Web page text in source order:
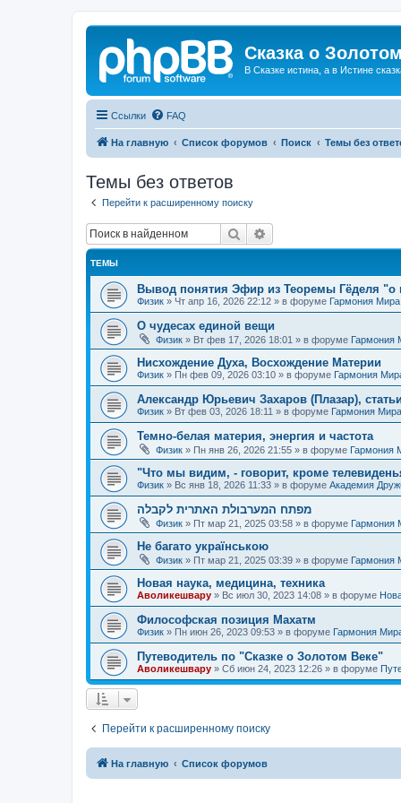
Сказка о
В Сказке истина, а в Истине
Ссылки FAQ
На главную Список форумов Поиск Темы без
Темы без ответов
Перейти к расширенному поиску
Поиск
ТЕМЫ
Вывод понятия Эфир из Теоремы Гёделя "о
Физик » Чт апр 16, 2026 22:12 » в форуме Гармония Мира
О чудесах единой вещи
Физик » Вт фев 17, 2026 18:01 » в форуме Гармония
Нисхождение Духа, Восхождение Материи
Физик » Пн фев 09, 2026 03:10 » в форуме Гармония
Александр Юрьевич Захаров (Плазар), статьи
Физик » Вт фев 03, 2026 18:11 » в форуме Гармония Мира
Темно-белая материя, энергия и частота
Физик » Пн янв 26, 2026 21:55 » в форуме Гармония
"Что мы видим, - говорит, кроме
Физик » Вс янв 18, 2026 11:33 » в форуме Академия
מפתח המערבולת האתרית לקבלה
Физик » Пт мар 21, 2025 03:58 » в форуме Гармония
Не багато українською
Физик » Пт мар 21, 2025 03:39 » в форуме Гармония
Новая наука, медицина, техника
Аволикешвару » Вс июл 30, 2023 14:08 » в форуме
Философская позиция Махатм
Физик » Пн июн 26, 2023 09:53 » в форуме Гармония
Путеводитель по "Сказке о Золотом Веке"
Аволикешвару » Сб июн 24, 2023 12:26 » в форуме
Перейти к расширенному поиску
На главную Список форумов